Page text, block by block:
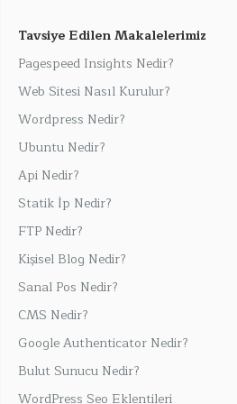
Tavsiye Edilen Makalelerimiz
Pagespeed Insights Nedir?
Web Sitesi Nasıl Kurulur?
Wordpress Nedir?
Ubuntu Nedir?
Api Nedir?
Statik İp Nedir?
FTP Nedir?
Kişisel Blog Nedir?
Sanal Pos Nedir?
CMS Nedir?
Google Authenticator Nedir?
Bulut Sunucu Nedir?
WordPress Seo Eklentileri